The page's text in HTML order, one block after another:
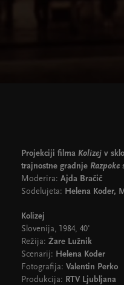
Projekciji filma Kolizej v
trajnostne gradnje Razpoke
Moderira: Ajda Bračič
Sodelujeta: Helena Koder,
Kolizej
Slovenija, 1984, 40'
Režija: Žare Lužnik
Scenarij: Helena Koder
Fotografija: Valentin Perko
Produkcija: RTV Ljubljana